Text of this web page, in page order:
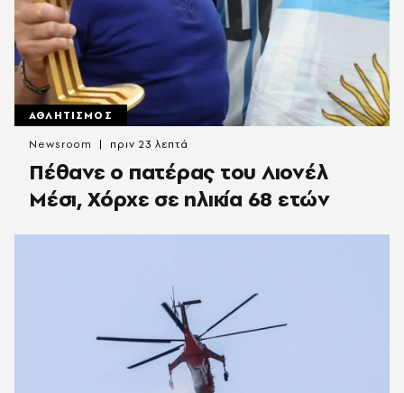
ΑΘΛΗΤΙΣΜΟΣ
Πέθανε ο πατέρας του Λιονέλ
Μέσι, Χόρχε σε ηλικία 68 ετών
Newsroom πριν 23 λεπτά